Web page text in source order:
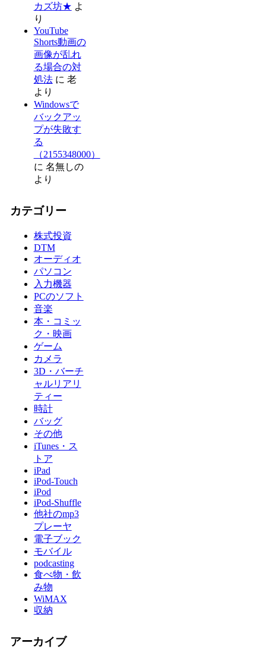
カズ坊★ よ
り
YouTube
Shorts動画の
画像が乱れ
る場合の対
処法に 老
より
Windowsで
バックアッ
プが失敗す
る
（2155348000）
に 名無しの
より
カテゴリー
株式投資
DTM
オーディオ
パソコン
入力機器
PCのソフト
音楽
本・コミッ
ク・映画
ゲーム
カメラ
3D・バーチ
ャルリアリ
ティー
時計
バッグ
その他
iTunes・ス
トア
iPad
iPod-Touch
iPod
iPod-Shuffle
他社のmp3
プレーヤ
電子ブック
モバイル
podcasting
食べ物・飲
み物
WiMAX
収納
アーカイブ